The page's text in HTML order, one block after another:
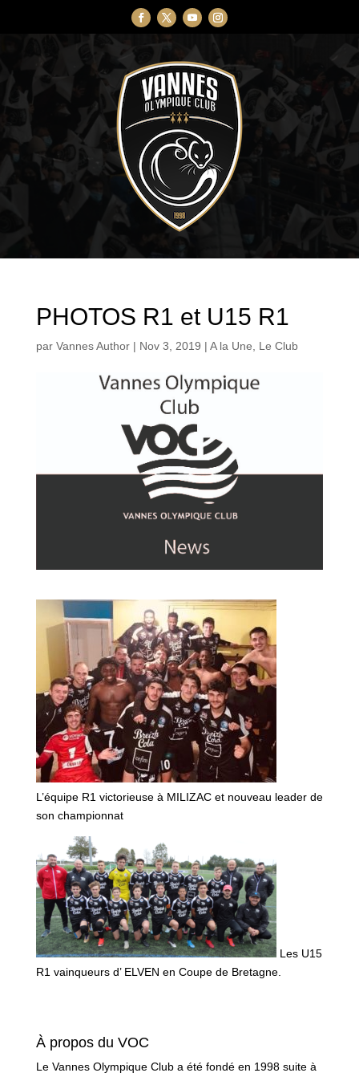
PHOTOS R1 et U15 R1
par Vannes Author| Nov 3, 2019 | A la Une, Le Club
L’équipe R1 victorieuse à MILIZAC et nouveau leader de
son championnat
Les U15
R1 vainqueurs d’ ELVEN en Coupe de Bretagne.
À propos du VOC
Le Vannes Olympique Club a été fondé en 1998 suite à